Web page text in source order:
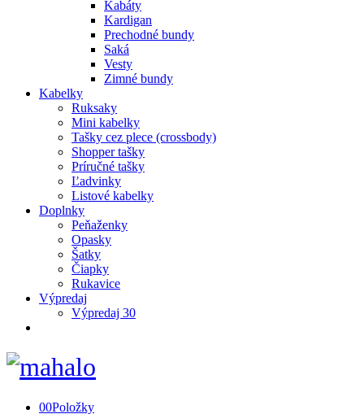
Kabáty
Kardigan
Prechodné bundy
Saká
Vesty
Zimné bundy
Kabelky
Ruksaky
Mini kabelky
Tašky cez plece (crossbody)
Shopper tašky
Príručné tašky
Ľadvinky
Listové kabelky
Doplnky
Peňaženky
Opasky
Šatky
Čiapky
Rukavice
Výpredaj
Výpredaj 30
00Položky